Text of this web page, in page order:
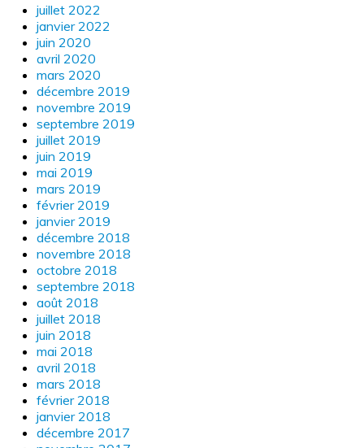
juillet 2022
janvier 2022
juin 2020
avril 2020
mars 2020
décembre 2019
novembre 2019
septembre 2019
juillet 2019
juin 2019
mai 2019
mars 2019
février 2019
janvier 2019
décembre 2018
novembre 2018
octobre 2018
septembre 2018
août 2018
juillet 2018
juin 2018
mai 2018
avril 2018
mars 2018
février 2018
janvier 2018
décembre 2017